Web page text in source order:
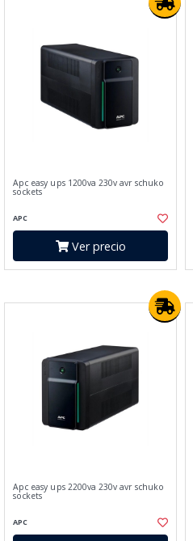
Apc easy ups 1200va 230v avr schuko
sockets
APC
Ver precio
Apc easy ups 2200va 230v avr schuko
sockets
APC